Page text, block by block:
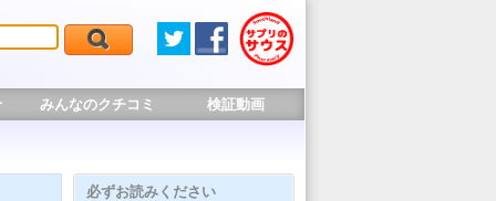
みんなのクチコミ 検証動画
必ずお読みください